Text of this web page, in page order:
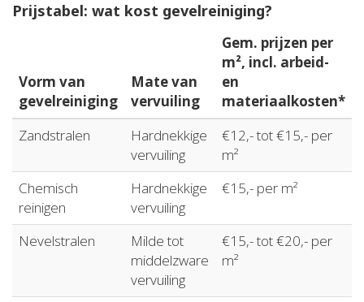
Prijstabel: wat kost gevelreiniging?
Vorm van
gevelreiniging
Mate van
vervuiling
Gem. prijzen per
m², incl. arbeid-
en
materiaalkosten*
Zandstralen
Hardnekkige
vervuiling
€12,- tot €15,- per
m²
Chemisch
reinigen
Hardnekkige
vervuiling
€15,- per m²
Nevelstralen
Milde tot
middelzware
vervuiling
€15,- tot €20,- per
m²